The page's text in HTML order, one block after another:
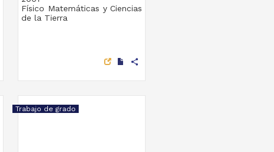
Físico Matemáticas y Ciencias
de la Tierra
share
Trabajo de grado